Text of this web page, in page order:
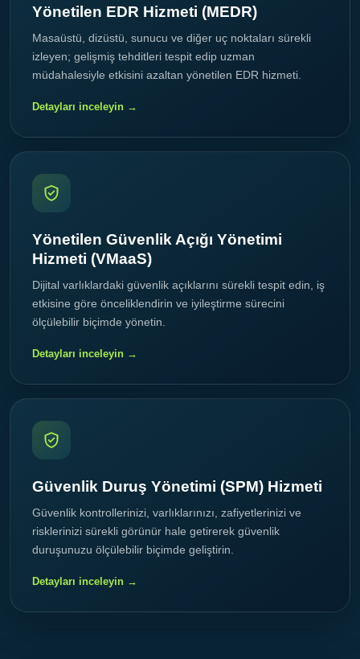
Yönetilen EDR Hizmeti (MEDR)
Masaüstü, dizüstü, sunucu ve diğer uç noktaları sürekli
izleyen; gelişmiş tehditleri tespit edip uzman
müdahalesiyle etkisini azaltan yönetilen EDR hizmeti.
Detayları inceleyin →
Yönetilen Güvenlik Açığı Yönetimi
Hizmeti (VMaaS)
Dijital varlıklardaki güvenlik açıklarını sürekli tespit edin, iş
etkisine göre önceliklendirin ve iyileştirme sürecini
ölçülebilir biçimde yönetin.
Detayları inceleyin →
Güvenlik Duruş Yönetimi (SPM) Hizmeti
Güvenlik kontrollerinizi, varlıklarınızı, zafiyetlerinizi ve
risklerinizi sürekli görünür hale getirerek güvenlik
duruşunuzu ölçülebilir biçimde geliştirin.
Detayları inceleyin →